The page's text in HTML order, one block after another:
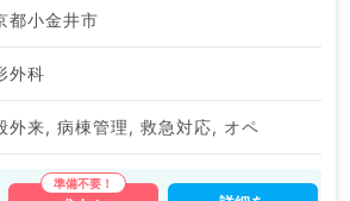
都小金井市
外科
外来, 病棟管理, 救急対応, オペ